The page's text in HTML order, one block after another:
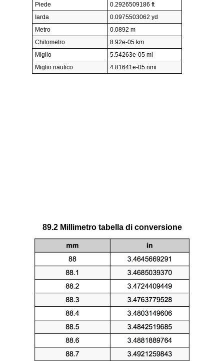
Piede
0.2926509186 ft
Iarda
0.0975503062 yd
Metro
0.0892 m
Chilometro
8.92e-05 km
Miglio
5.54263e-05 mi
Miglio nautico
4.81641e-05 nmi
89.2 Millimetro tabella di conversione